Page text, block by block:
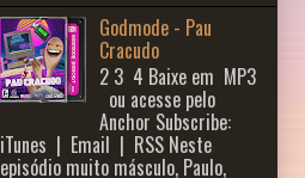
Godmode - Pau
Cracudo
2 3 ​ 4 Baixe em MP3
ou acesse pelo
Anchor Subscribe:
iTunes | Email | RSS Neste
episódio muito másculo, Paulo,